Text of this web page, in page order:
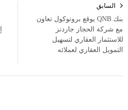
المقالات
السابق
بنك QNB يوقع بروتوكول تعاون
مع شركة الحجاز جاردنز
للاستثمار العقاري لتسهيل
التمويل العقاري لعملائه